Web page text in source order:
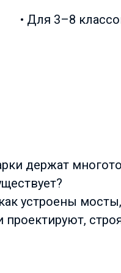
• Для 3–8
держат
устроены